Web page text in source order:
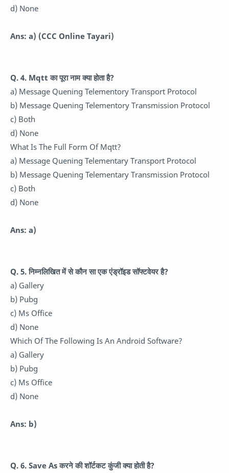
d) None
Ans: a) (CCC Online Tayari)
Q. 4. Mqtt का पूरा नाम क्या होता है?
a) Message Quening Telementory Transport Protocol
b) Message Quening Telementory Transmission Protocol
c) Both
d) None
What Is The Full Form Of Mqtt?
a) Message Quening Telementary Transport Protocol
b) Message Quening Telementary Transmission Protocol
c) Both
d) None
Ans: a)
Q. 5.निम्नलिखित में से कौन सा एक एंड्रॉइड सॉफ्टवेयर है?
a) Gallery
b) Pubg
c) Ms Office
d) None
Which Of The Following Is An Android Software?
a) Gallery
b) Pubg
c) Ms Office
d) None
Ans: b)
Q. 6. Save As करने की शॉर्टकट कुंजी क्या होती है?